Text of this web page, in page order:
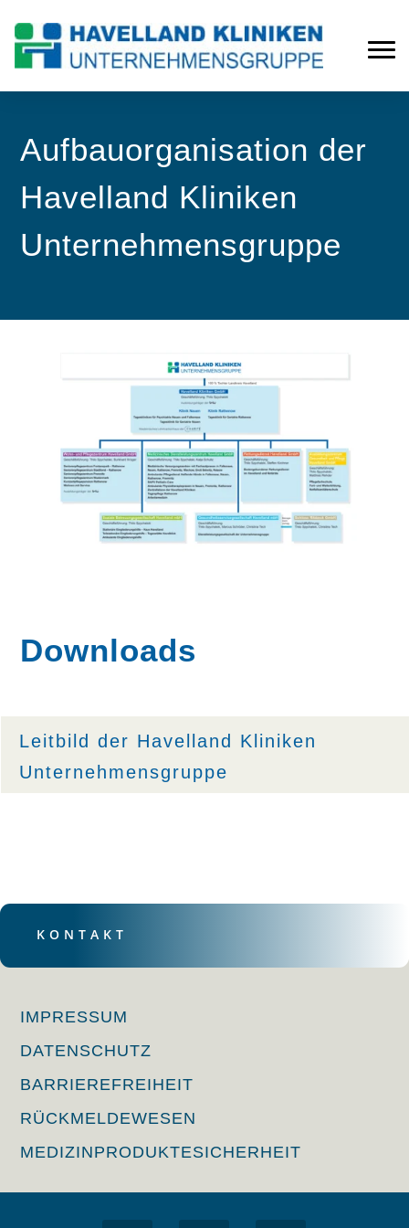
Aufbauorganisation der
Havelland Kliniken
Unternehmensgruppe
Downloads
Leitbild der Havelland Kliniken
Unternehmensgruppe
KONTAKT
IMPRESSUM
DATENSCHUTZ
BARRIEREFREIHEIT
RÜCKMELDEWESEN
MEDIZINPRODUKTESICHERHEIT